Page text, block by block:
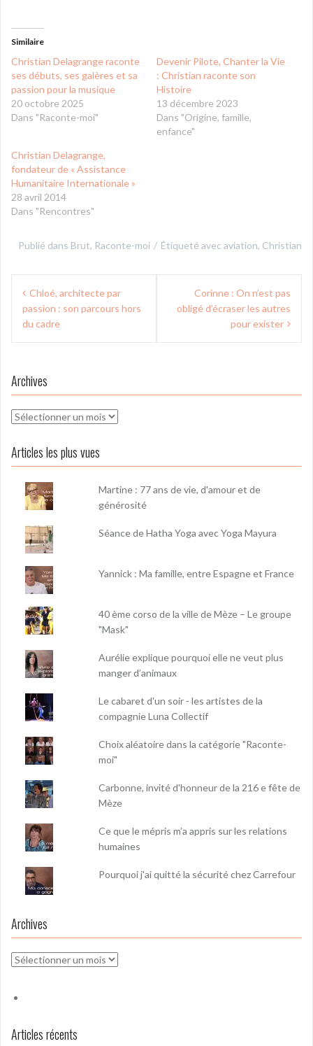
Similaire
Christian Delagrange raconte
ses débuts, ses galères et sa
passion pour la musique
20 octobre 2025
Dans "Raconte-moi"
Devenir Pilote, Chanter la Vie
: Christian raconte son
Histoire
13 décembre 2023
Dans "Origine, famille,
enfance"
Christian Delagrange,
fondateur de « Assistance
Humanitaire Internationale »
28 avril 2014
Dans "Rencontres"
Publié dans Brut, Raconte-moi Étiqueté avec aviation, Christian
Navigation
de
l’article
Chloé, architecte par
passion : son parcours hors
du cadre
Corinne : On n’est pas
obligé d’écraser les autres
pour exister
Archives
Archives
Articles les plus vues
Martine : 77 ans de vie, d'amour et de
générosité
Séance de Hatha Yoga avec Yoga Mayura
Yannick : Ma famille, entre Espagne et France
40 ème corso de la ville de Mèze – Le groupe
"Mask"
Aurélie explique pourquoi elle ne veut plus
manger d’animaux
Le cabaret d'un soir - les artistes de la
compagnie Luna Collectif
Choix aléatoire dans la catégorie "Raconte-
moi"
Carbonne, invité d'honneur de la 216 e fête de
Mèze
Ce que le mépris m’a appris sur les relations
humaines
Pourquoi j'ai quitté la sécurité chez Carrefour
Archives
Archives
Articles récents